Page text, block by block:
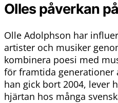
Olles påverkan
Olle Adolphson har
artister och musiker
kombinera poesi med
för framtida generationer
han gick bort 2004, lever
hjärtan hos många